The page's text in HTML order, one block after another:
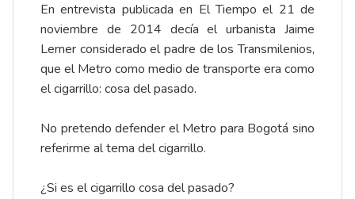
En entrevista publicada en El Tiempo el 21 de
noviembre de 2014 decía el urbanista Jaime
Lerner considerado el padre de los Transmilenios,
que el Metro como medio de transporte era como
el cigarrillo: cosa del pasado.
No pretendo defender el Metro para Bogotá sino
referirme al tema del cigarrillo.
¿Si es el cigarrillo cosa del pasado?